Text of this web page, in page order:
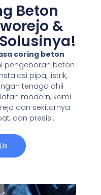
Beton
&
coring beton
pengeboran beton
pipa, listrik,
tenaga ahli
modern, kami
dan sekitarnya
dan presisi.